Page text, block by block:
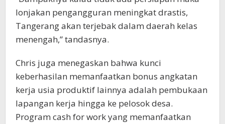
lonjakan pengangguran meningkat drastis,
Tangerang akan terjebak dalam daerah kelas
menengah,” tandasnya.
Chris juga menegaskan bahwa kunci
keberhasilan memanfaatkan bonus angkatan
kerja usia produktif lainnya adalah pembukaan
lapangan kerja hingga ke pelosok desa.
Program cash for work yang memanfaatkan